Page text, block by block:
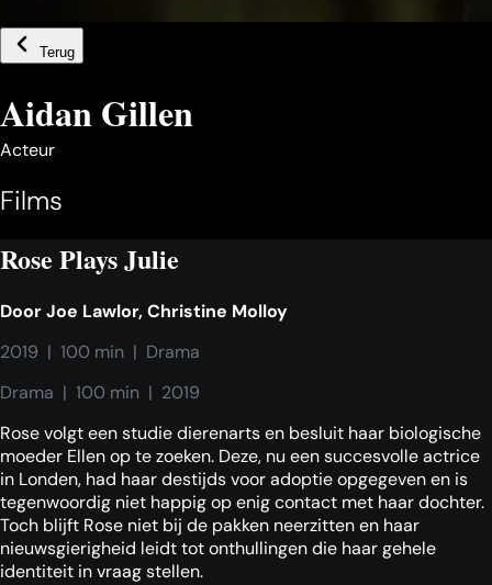
Terug
Aidan Gillen
Acteur
Films
Rose Plays Julie
DoorJoe Lawlor,Christine Molloy
2019  |  100 min  |  Drama
Drama  |  100 min  |  2019
Rose volgt een studie dierenarts en besluit haar biologische
moeder Ellen op te zoeken. Deze, nu een succesvolle actrice
in Londen, had haar destijds voor adoptie opgegeven en is
tegenwoordig niet happig op enig contact met haar dochter.
Toch blijft Rose niet bij de pakken neerzitten en haar
nieuwsgierigheid leidt tot onthullingen die haar gehele
identiteit in vraag stellen.